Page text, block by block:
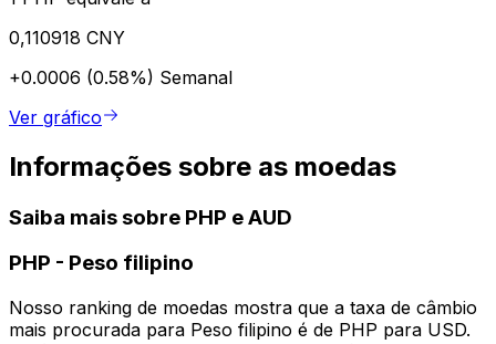
0,110918 CNY
+0.0006 (0.58%) Semanal
Ver gráfico
Informações sobre as moedas
Saiba mais sobre PHP e AUD
PHP - Peso filipino
Nosso ranking de moedas mostra que a taxa de câmbio
mais procurada para Peso filipino é de PHP para USD.